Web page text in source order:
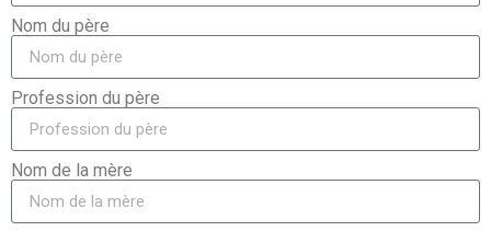
Nom du père
Profession du père
Nom de la mère